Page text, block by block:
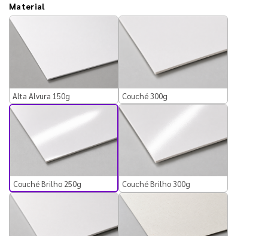
Material
Alta Alvura 150g Couché 300g
Couché Brilho 250g Couché Brilho 300g